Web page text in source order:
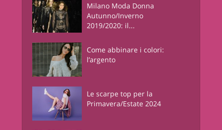
Milano Moda Donna
Autunno/Inverno
2019/2020: il...
Come abbinare i colori:
l’argento
Le scarpe top per la
Primavera/Estate 2024